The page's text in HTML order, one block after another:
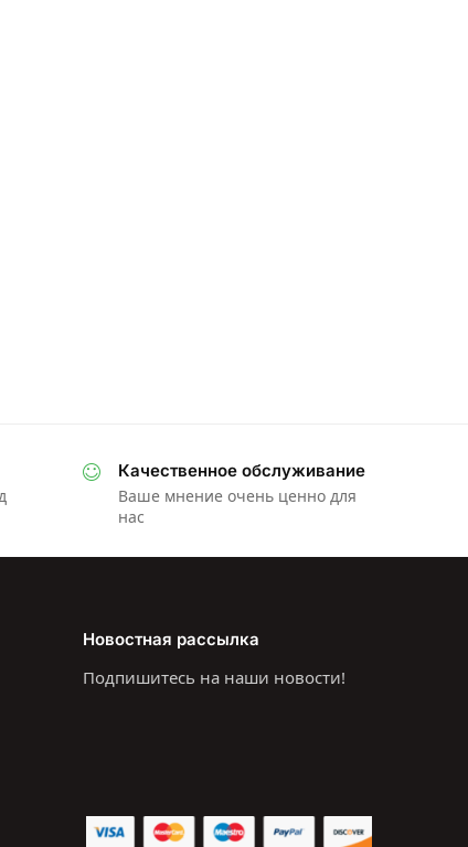
Качественное обслуживание
Ваше мнение очень ценно для
нас
Новостная рассылка
Подпишитесь на наши новости!